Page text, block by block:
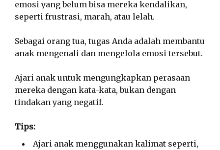
emosi yang belum bisa mereka kendalikan,
seperti frustrasi, marah, atau lelah.
Sebagai orang tua, tugas Anda adalah membantu
anak mengenali dan mengelola emosi tersebut.
Ajari anak untuk mengungkapkan perasaan
mereka dengan kata-kata, bukan dengan
tindakan yang negatif.
Tips:
Ajari anak menggunakan kalimat seperti,